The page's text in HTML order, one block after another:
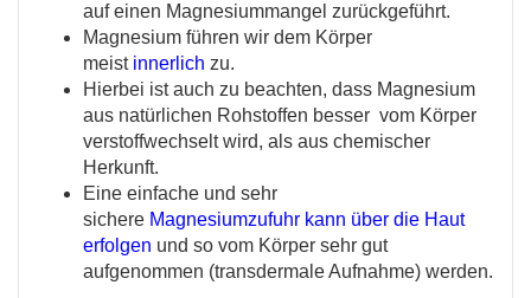
auf einen Magnesiummangel zurückgeführt.
Magnesium führen wir dem Körper
meist innerlich zu.
Hierbei ist auch zu beachten, dass Magnesium
aus natürlichen Rohstoffen besser vom Körper
verstoffwechselt wird, als aus chemischer
Herkunft.
Eine einfache und sehr
sichere Magnesiumzufuhr kann über die Haut
erfolgen und so vom Körper sehr gut
aufgenommen (transdermale Aufnahme) werden.